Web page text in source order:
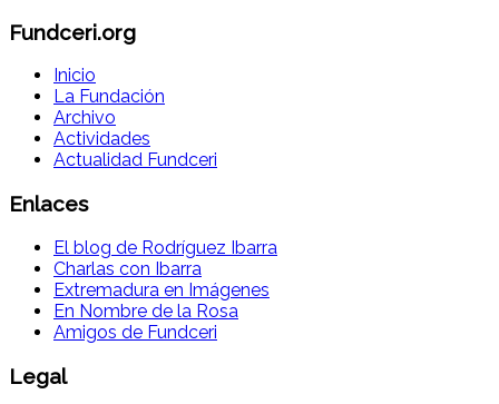
Fundceri.org
Inicio
La Fundación
Archivo
Actividades
Actualidad Fundceri
Enlaces
El blog de Rodríguez Ibarra
Charlas con Ibarra
Extremadura en Imágenes
En Nombre de la Rosa
Amigos de Fundceri
Legal